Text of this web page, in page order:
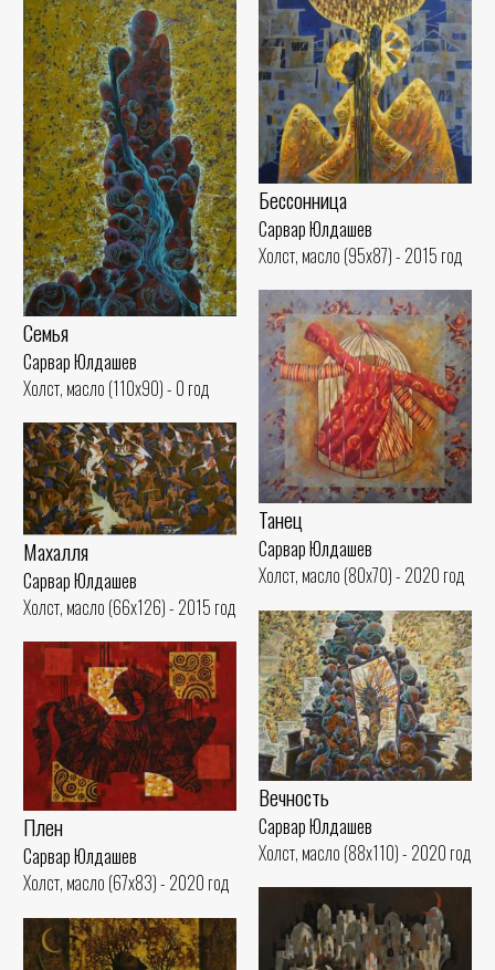
Семья
Сарвар Юлдашев
Холст, масло (110x90) - 0 год
Бессонница
Сарвар Юлдашев
Холст, масло (95x87) - 2015 год
Танец
Сарвар Юлдашев
Холст, масло (80x70) - 2020 год
Махалля
Сарвар Юлдашев
Холст, масло (66x126) - 2015 год
Вечность
Сарвар Юлдашев
Холст, масло (88x110) - 2020 год
Плен
Сарвар Юлдашев
Холст, масло (67x83) - 2020 год